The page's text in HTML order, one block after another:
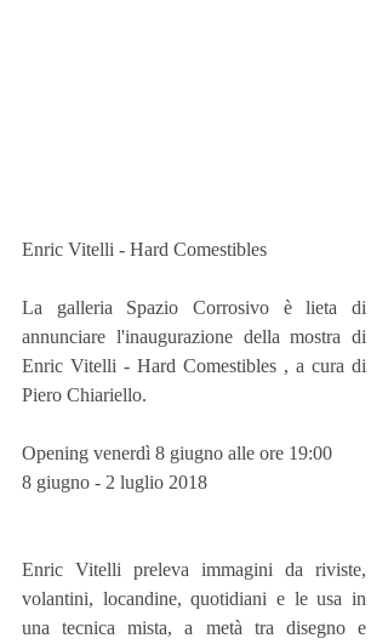
Enric Vitelli - Hard Comestibles
La galleria Spazio Corrosivo è lieta di
annunciare l'inaugurazione della mostra di
Enric Vitelli - Hard Comestibles , a cura di
Piero Chiariello.
Opening venerdì 8 giugno alle ore 19:00
8 giugno - 2 luglio 2018
Enric Vitelli preleva immagini da riviste,
volantini, locandine, quotidiani e le usa in
una tecnica mista, a metà tra disegno e